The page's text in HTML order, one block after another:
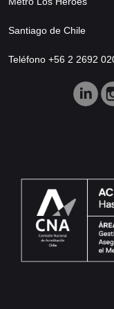
Santiago de Chile
Teléfono +56 2 2692